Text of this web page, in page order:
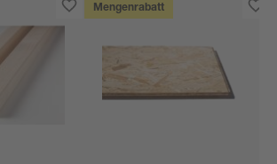
Mengenrabatt